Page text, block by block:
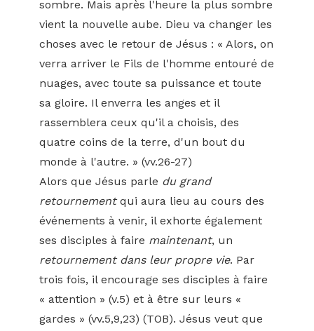
sombre. Mais après l'heure la plus sombre
vient la nouvelle aube. Dieu va changer les
choses avec le retour de Jésus : « Alors, on
verra arriver le Fils de l'homme entouré de
nuages, avec toute sa puissance et toute
sa gloire. Il enverra les anges et il
rassemblera ceux qu'il a choisis, des
quatre coins de la terre, d'un bout du
monde à l'autre. » (vv.26-27)
Alors que Jésus parle du grand
retournementqui aura lieu au cours des
événements à venir, il exhorte également
ses disciples à faire maintenant, un
retournement dans leur propre vie. Par
trois fois, il encourage ses disciples à faire
« attention » (v.5) et à être sur leurs «
gardes » (vv.5,9,23) (TOB). Jésus veut que